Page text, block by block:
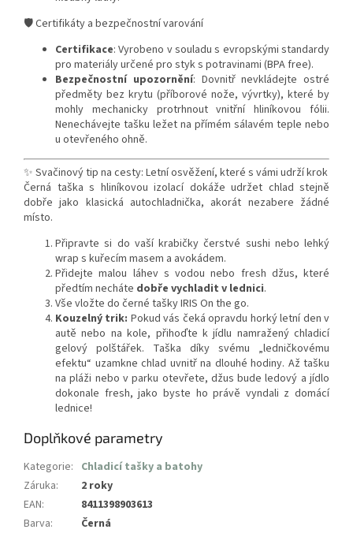
🛡️ Certifikáty a bezpečnostní varování
Certifikace: Vyrobeno v souladu s evropskými standardy
pro materiály určené pro styk s potravinami (BPA free).
Bezpečnostní upozornění: Dovnitř nevkládejte ostré
předměty bez krytu (příborové nože, vývrtky), které by
mohly mechanicky protrhnout vnitřní hliníkovou fólii.
Nenechávejte tašku ležet na přímém sálavém teple nebo
u otevřeného ohně.
✨ Svačinový tip na cesty: Letní osvěžení, které s vámi udrží krok
Černá taška s hliníkovou izolací dokáže udržet chlad stejně
dobře jako klasická autochladnička, akorát nezabere žádné
místo.
Připravte si do vaší krabičky čerstvé sushi nebo lehký
wrap s kuřecím masem a avokádem.
Přidejte malou láhev s vodou nebo fresh džus, které
předtím necháte dobře vychladit v lednici.
Vše vložte do černé tašky IRIS On the go.
Kouzelný trik: Pokud vás čeká opravdu horký letní den v
autě nebo na kole, přihoďte k jídlu namražený chladicí
gelový polštářek. Taška díky svému „ledničkovému
efektu“ uzamkne chlad uvnitř na dlouhé hodiny. Až tašku
na pláži nebo v parku otevřete, džus bude ledový a jídlo
dokonale fresh, jako byste ho právě vyndali z domácí
lednice!
Doplňkové parametry
Kategorie: Chladicí tašky a batohy
Záruka:
2 roky
EAN:
8411398903613
Barva:
Černá